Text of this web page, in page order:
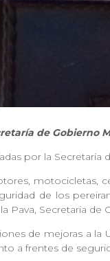
de Gobierno
por la
motocicletas,
de los
Pava, Secretaria de
de mejoras a la
a frentes de